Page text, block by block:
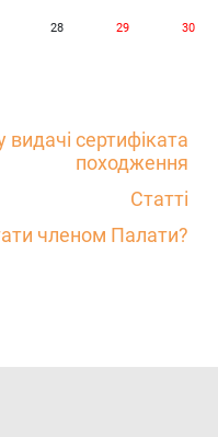
28 29 30
сертифіката
походження
Статті
членом Палати?